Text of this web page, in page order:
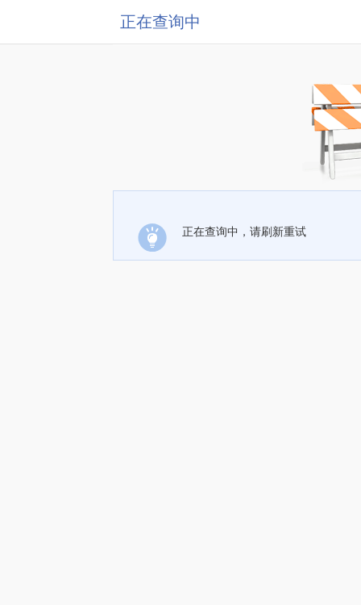
正在查询中
正在查询中，请刷新重试